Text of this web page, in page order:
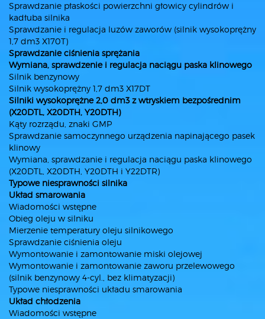
Sprawdzanie płaskości powierzchni głowicy cylindrów i
kadłuba silnika
Sprawdzanie i regulacja luzów zaworów (silnik wysokoprężny
1,7 dm3 X170T)
Sprawdzanie ciśnienia sprężania
Wymiana, sprawdzenie i regulacja naciągu paska klinowego
Silnik benzynowy
Silnik wysokoprężny 1,7 dm3 X17DT
Silniki wysokoprężne 2,0 dm3 z wtryskiem bezpośrednim
(X20DTL, X20DTH, Y20DTH)
Kąty rozrządu, znaki GMP
Sprawdzanie samoczynnego urządzenia napinającego pasek
klinowy
Wymiana, sprawdzanie i regulacja naciągu paska klinowego
(X20DTL, X20DTH, Y20DTH i Y22DTR)
Typowe niesprawności silnika
Układ smarowania
Wiadomości wstępne
Obieg oleju w silniku
Mierzenie temperatury oleju silnikowego
Sprawdzanie ciśnienia oleju
Wymontowanie i zamontowanie miski olejowej
Wymontowanie i zamontowanie zaworu przelewowego
(silnik benzynowy 4-cyl., bez klimatyzacji)
Typowe niesprawności układu smarowania
Układ chłodzenia
Wiadomości wstępne